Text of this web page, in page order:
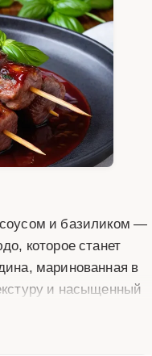
и базиликом —
которое станет
маринованная в
и насыщенный
блюду яркий